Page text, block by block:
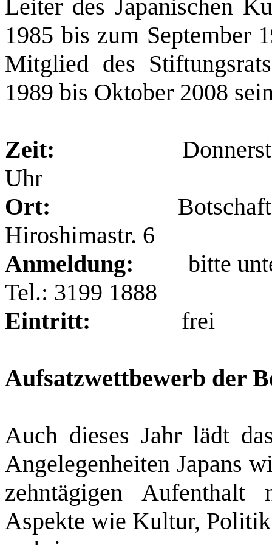
Leiter des Japanischen
1985 bis zum September
Mitglied des
1989 bis Oktober 2008
Zeit:
Uhr
Ort: Botschaft von
Hiroshimastr. 6
Anmeldung: bitte unter
Tel.: 3199 1888
Eintritt: frei
Aufsatzwettbewerb der
Auch dieses Jahr lädt
Angelegenheiten Japans
zehntägigen
Aspekte wie Kultur,